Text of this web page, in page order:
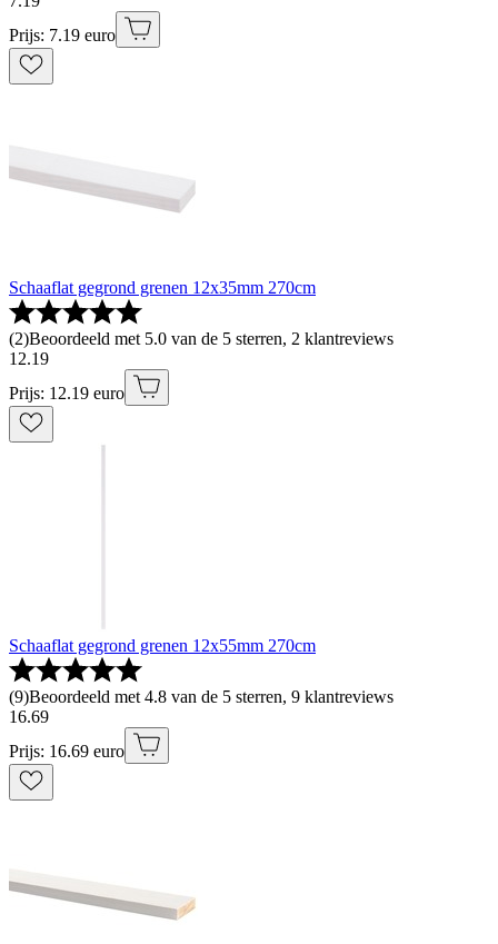
Prijs: 7.19 euro
Schaaflat gegrond grenen 12x35mm 270cm
(2)Beoordeeld met 5.0 van de 5 sterren, 2 klantreviews
12.19
Prijs: 12.19 euro
Schaaflat gegrond grenen 12x55mm 270cm
(9)Beoordeeld met 4.8 van de 5 sterren, 9 klantreviews
16.69
Prijs: 16.69 euro